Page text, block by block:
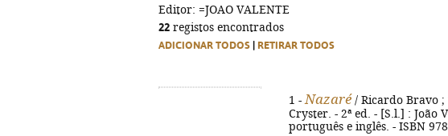
Editor: =JOAO VALENTE
22 registos encontrados
ADICIONAR TODOS RETIRAR TODOS
1 - Nazaré / Ricardo Bravo ;
Cryster. - 2ª ed. - [S.l.] : João
português e inglês. - ISBN